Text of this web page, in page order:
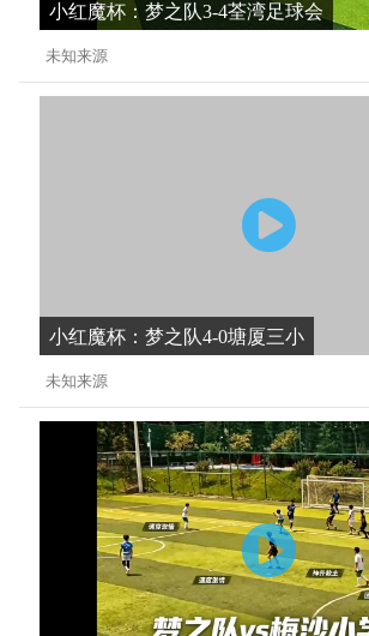
小红魔杯：梦之队3-4荃湾足球会
未知来源
小红魔杯：梦之队4-0塘厦三小
未知来源